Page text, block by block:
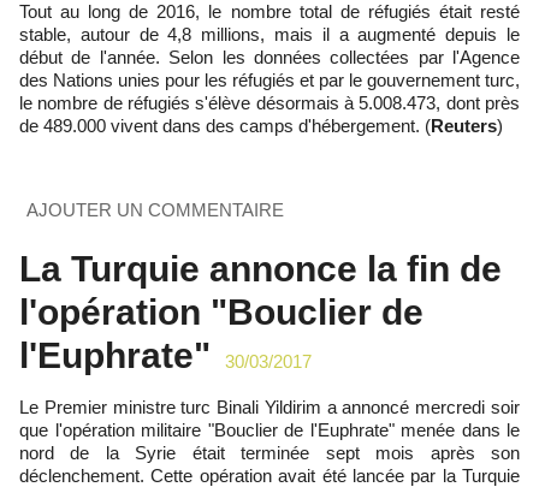
Tout au long de 2016, le nombre total de réfugiés était resté
stable, autour de 4,8 millions, mais il a augmenté depuis le
début de l'année. Selon les données collectées par l'Agence
des Nations unies pour les réfugiés et par le gouvernement turc,
le nombre de réfugiés s'élève désormais à 5.008.473, dont près
de 489.000 vivent dans des camps d'hébergement. (Reuters)
AJOUTER UN COMMENTAIRE
La Turquie annonce la fin de
l'opération "Bouclier de
l'Euphrate"
30/03/2017
Le Premier ministre turc Binali Yildirim a annoncé mercredi soir
que l'opération militaire "Bouclier de l'Euphrate" menée dans le
nord de la Syrie était terminée sept mois après son
déclenchement. Cette opération avait été lancée par la Turquie